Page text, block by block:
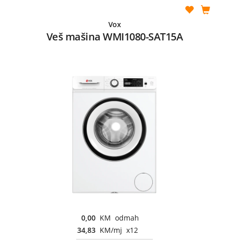
Vox
Veš mašina WMI1080-SAT15A
0,00 KM odmah
34,83 KM/mj x12